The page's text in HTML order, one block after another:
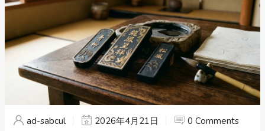
ad-sabcul 2026年4月21日 0 Comments